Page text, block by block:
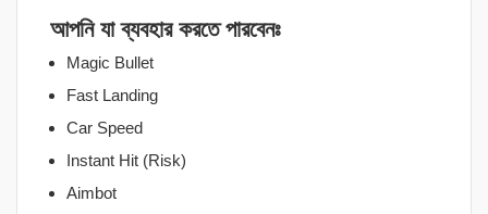
আপনি যা ব্যবহার করতে পারবেনঃ
Magic Bullet
Fast Landing
Car Speed
Instant Hit (Risk)
Aimbot